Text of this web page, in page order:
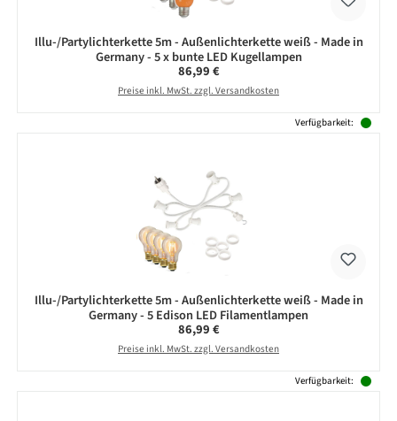
Illu-/Partylichterkette 5m - Außenlichterkette weiß - Made in
Germany - 5 x bunte LED Kugellampen
Regulärer Preis:
86,99 €
Preise inkl. MwSt. zzgl. Versandkosten
Verfügbarkeit:
Illu-/Partylichterkette 5m - Außenlichterkette weiß - Made in
Germany - 5 Edison LED Filamentlampen
Regulärer Preis:
86,99 €
Preise inkl. MwSt. zzgl. Versandkosten
Verfügbarkeit: